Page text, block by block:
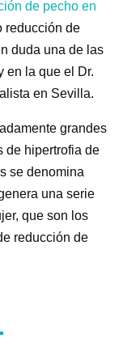
de pecho en
reducción de
duda una de las
en la que el Dr.
en Sevilla.
grandes
de hipertrofia de
se denomina
una serie
que son los
reducción de